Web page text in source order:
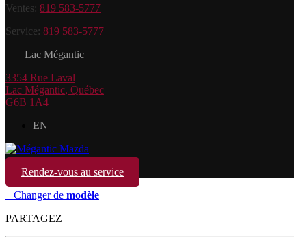
Ventes: 819 583-5777
Service: 819 583-5777
Lac Mégantic
3354 Rue Laval
Lac Mégantic, Québec
G6B 1A4
EN
Rendez-vous au service
Changer de modèle
PARTAGEZ